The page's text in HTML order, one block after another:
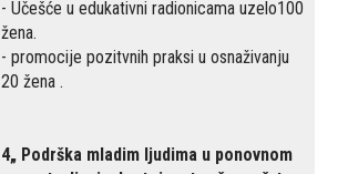
- Učešće u edukativni radionicama uzelo100
žena.
- promocije pozitvnih praksi u osnaživanju
20 žena .
4„ Podrška mladim ljudima u ponovnom